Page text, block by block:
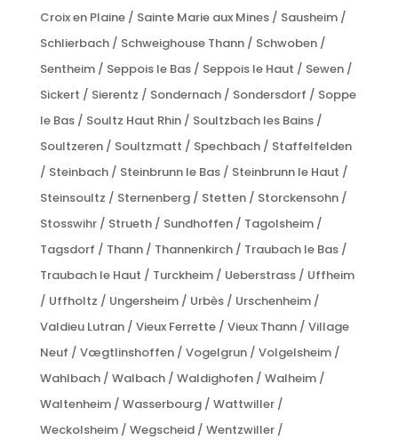
Croix en Plaine / Sainte Marie aux Mines / Sausheim /
Schlierbach / Schweighouse Thann / Schwoben /
Sentheim / Seppois le Bas / Seppois le Haut / Sewen /
Sickert / Sierentz / Sondernach / Sondersdorf / Soppe
le Bas / Soultz Haut Rhin / Soultzbach les Bains /
Soultzeren / Soultzmatt / Spechbach / Staffelfelden
/ Steinbach / Steinbrunn le Bas / Steinbrunn le Haut /
Steinsoultz / Sternenberg / Stetten / Storckensohn /
Stosswihr / Strueth / Sundhoffen / Tagolsheim /
Tagsdorf / Thann / Thannenkirch / Traubach le Bas /
Traubach le Haut / Turckheim / Ueberstrass / Uffheim
/ Uffholtz / Ungersheim / Urbès / Urschenheim /
Valdieu Lutran / Vieux Ferrette / Vieux Thann / Village
Neuf / Vœgtlinshoffen / Vogelgrun / Volgelsheim /
Wahlbach / Walbach / Waldighofen / Walheim /
Waltenheim / Wasserbourg / Wattwiller /
Weckolsheim / Wegscheid / Wentzwiller /